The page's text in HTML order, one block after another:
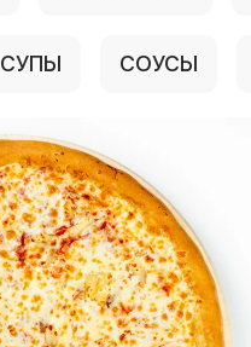
СУПЫ СОУСЫ